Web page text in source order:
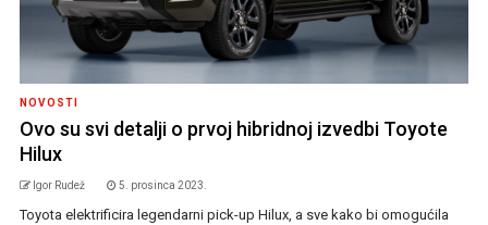
NOVOSTI
Ovo su svi detalji o prvoj hibridnoj izvedbi Toyote
Hilux
Igor Rudež 5. prosinca 2023.
Toyota elektrificira legendarni pick-up Hilux, a sve kako bi omogućila